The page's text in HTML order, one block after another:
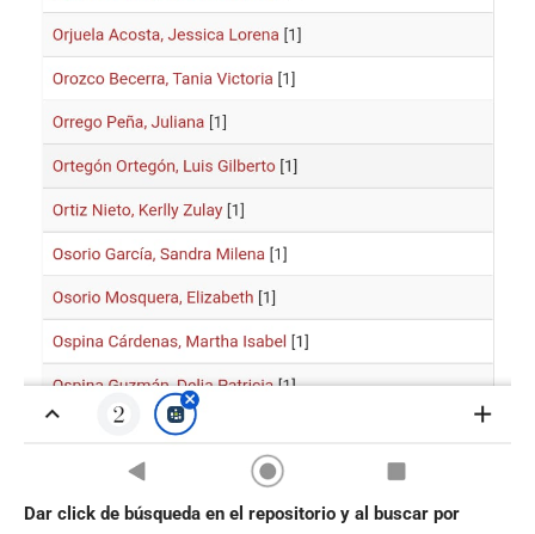
Dar click de búsqueda en el repositorio y al buscar por